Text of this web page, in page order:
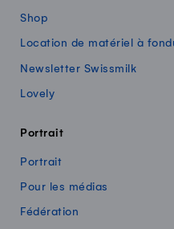
Shop
Location de matériel à
Newsletter Swissmilk
Lovely
Portrait
Portrait
Pour les médias
Fédération